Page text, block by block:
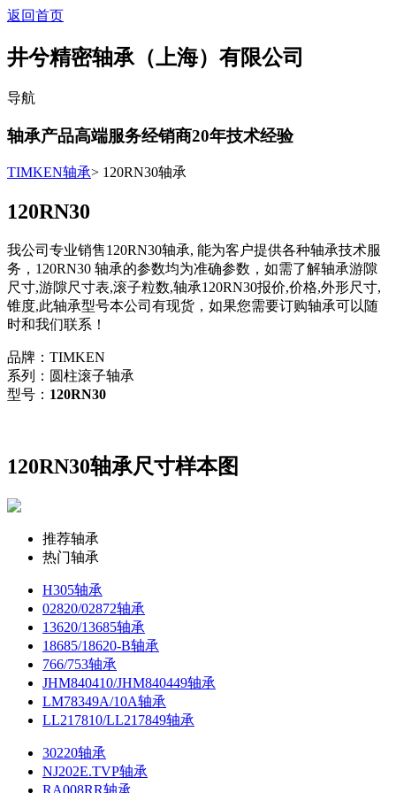
返回首页
井兮精密轴承（上海）有限公司
导航
轴承产品高端服务经销商20年技术经验
TIMKEN轴承> 120RN30轴承
120RN30
我公司专业销售120RN30轴承, 能为客户提供各种轴承技术服
务，120RN30 轴承的参数均为准确参数，如需了解轴承游隙
尺寸,游隙尺寸表,滚子粒数,轴承120RN30报价,价格,外形尺寸,
锥度,此轴承型号本公司有现货，如果您需要订购轴承可以随
时和我们联系！
品牌：TIMKEN
系列：圆柱滚子轴承
型号： 120RN30
120RN30轴承尺寸样本图
推荐轴承
热门轴承
H305轴承
02820/02872轴承
13620/13685轴承
18685/18620-B轴承
766/753轴承
JHM840410/JHM840449轴承
LM78349A/10A轴承
LL217810/LL217849轴承
30220轴承
NJ202E.TVP轴承
RA008RR轴承